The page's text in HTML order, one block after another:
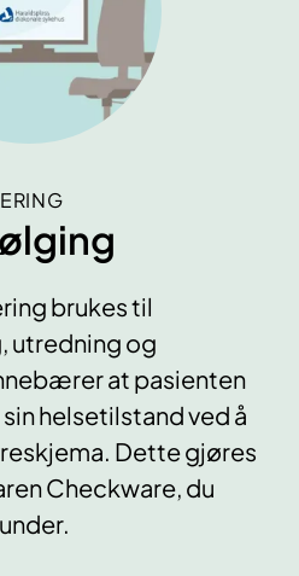
brukes til
utredning og
at pasienten
helsetilstand ved å
Dette gjøres
Checkware, du